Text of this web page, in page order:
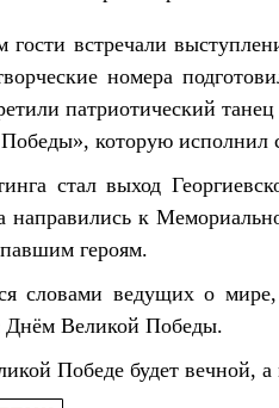
гости встречали
номера
патриотический
которую исполнил
стал выход
направились к
героям.
словами ведущих о мире,
Днём Великой Победы.
Победе будет вечной,